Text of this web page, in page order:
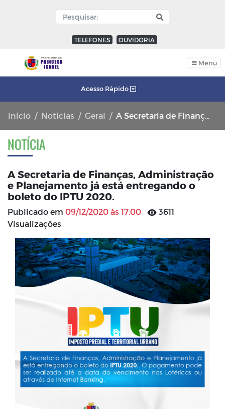
TELEFONES OUVIDORIA
Menu
Acesso Rápido
Início Notícias Geral A Secretaria de Finanças, Administração e Planejamento já está entregando o boleto do IPTU 2020.
NOTÍCIA
A Secretaria de Finanças, Administração
e Planejamento já está entregando o
boleto do IPTU 2020.
Publicado em 09/12/2020 às 17:00
3611
Visualizações